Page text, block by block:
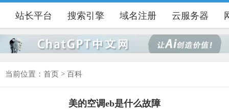
站长平台 搜索引擎 域名注册 云服务器
当前位置： 首页 > 百科
美的空调eb是什么故障